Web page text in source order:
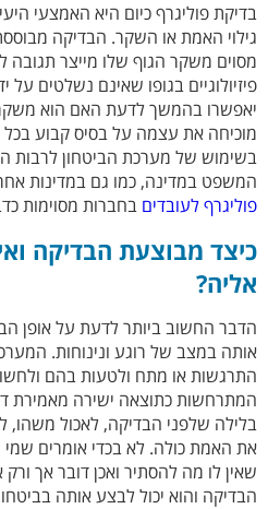
בדיקת פוליגרף כיום היא האמצעי
גילוי האמת או השקר. הבדיקה
מסוים משקר הגוף שלו מייצר
פיזיולוגיים בגופו שאינם נשלטים על
יאפשרו בהמשך לדעת האם הוא
מוכיחה את עצמה על בסיס קבוע
בשימוש של מערכת הביטחון
המשפט במדינה, כמו גם במדינות
פוליגרף לעובדים בחברות מסוימות
כיצד מבוצעת הבדיקה
אליה?
הדבר החשוב ביותר לדעת על אופן
אותה במצב של רוגע ונינוחות.
התרגשות או מתח ולטעות בהם
המתרחשות כתוצאה ישירה מאמירת
בלילה שלפני הבדיקה, לאכול משהו,
את האמת כולה. לא בכדי אומרים שמי
שאין לו מה להסתיר ואכן דובר אך
הבדיקה והוא יכול לבצע אותה